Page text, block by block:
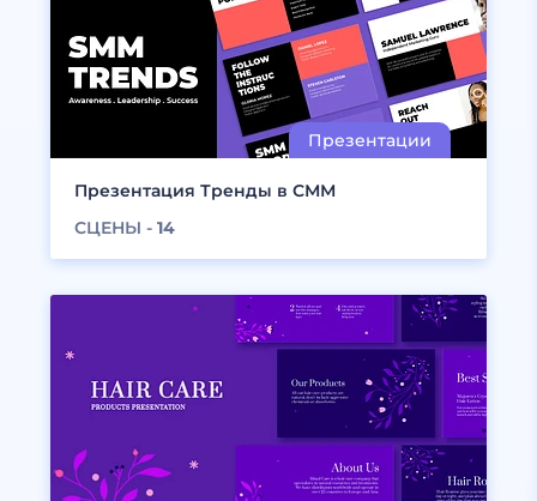
Презентация Тренды в СММ
СЦЕНЫ - 14